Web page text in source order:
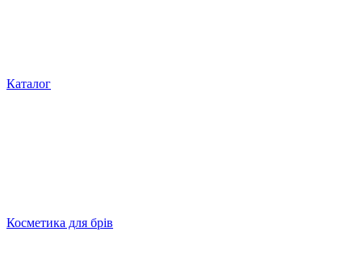
Каталог
Косметика для брів